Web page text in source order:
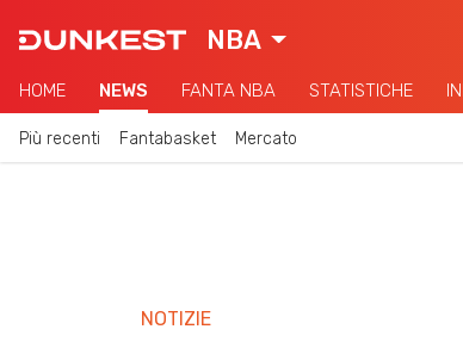
NBA
HOME NEWS FANTA NBA STATISTICHE
Più recenti Fantabasket Mercato
NOTIZIE